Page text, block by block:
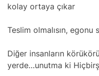
kolay ortaya çıkar
Teslim olmalısın, egonu
Diğer insanların
yerde…unutma ki